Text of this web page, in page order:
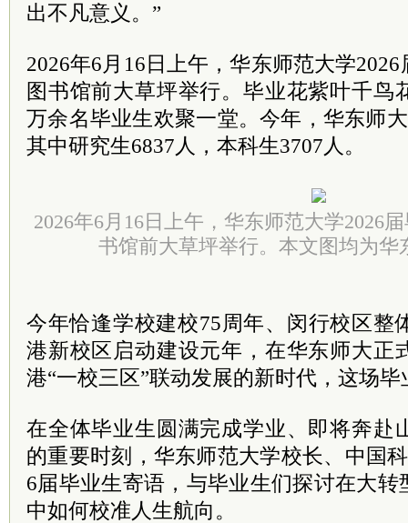
出不凡意义。”
2026年6月16日上午，华东师范大学
图书馆前大草坪举行。毕业花紫叶千鸟
万余名毕业生欢聚一堂。今年，华东师
其中研究生6837人，本科生3707人。
2026年6月16日上午，华东师范大学2026
书馆前大草坪举行。本文图均为华
今年恰逢学校建校75周年、闵行校区整
港新校区启动建设元年，在华东师大正
港“一校三区”联动发展的新时代，这场
在全体毕业生圆满完成学业、即将奔赴
的重要时刻，华东师范大学校长、中国
6届毕业生寄语，与毕业生们探讨在大
中如何校准人生航向。